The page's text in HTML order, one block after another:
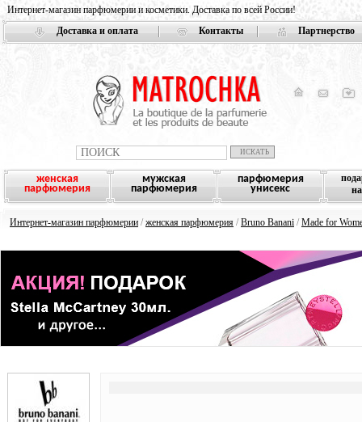
Интернет-магазин парфюмерии и косметики. Доставка по всей России!
Доставка и оплата
Контакты Партнерство
женская
парфюмерия
мужская
парфюмерия
парфюмерия
унисекс
Интернет-магазин парфюмерии /женская парфюмерия /Bruno Banani /Made for